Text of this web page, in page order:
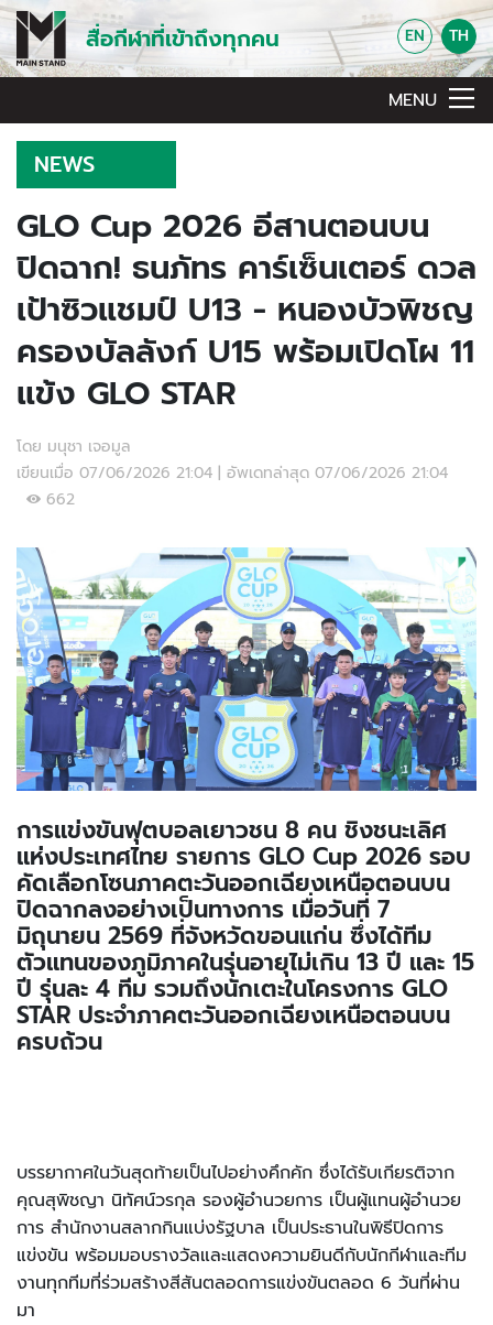
สื่อกีฬาที่เข้าถึงทุกคน EN TH
MENU
NEWS
GLO Cup 2026 อีสานตอนบน
ปิดฉาก! ธนภัทร คาร์เซ็นเตอร์ ดวล
เป้าซิวแชมป์ U13 - หนองบัวพิชญ
ครองบัลลังก์ U15 พร้อมเปิดโผ 11
แข้ง GLO STAR
โดย มนุชา เจอมูล
เขียนเมื่อ 07/06/2026 21:04 | อัพเดทล่าสุด 07/06/2026 21:04
662
การแข่งขันฟุตบอลเยาวชน 8 คน ชิงชนะเลิศ
แห่งประเทศไทย รายการ GLO Cup 2026 รอบ
คัดเลือกโซนภาคตะวันออกเฉียงเหนือตอนบน
ปิดฉากลงอย่างเป็นทางการ เมื่อวันที่ 7
มิถุนายน 2569 ที่จังหวัดขอนแก่น ซึ่งได้ทีม
ตัวแทนของภูมิภาคในรุ่นอายุไม่เกิน 13 ปี และ 15
ปี รุ่นละ 4 ทีม รวมถึงนักเตะในโครงการ GLO
STAR ประจำภาคตะวันออกเฉียงเหนือตอนบน
ครบถ้วน
บรรยากาศในวันสุดท้ายเป็นไปอย่างคึกคัก ซึ่งได้รับเกียรติจาก
คุณสุพิชญา นิทัศน์วรกุล รองผู้อำนวยการ เป็นผู้แทนผู้อำนวย
การ สำนักงานสลากกินแบ่งรัฐบาล เป็นประธานในพิธีปิดการ
แข่งขัน พร้อมมอบรางวัลและแสดงความยินดีกับนักกีฬาและทีม
งานทุกทีมที่ร่วมสร้างสีสันตลอดการแข่งขันตลอด 6 วันที่ผ่าน
มา